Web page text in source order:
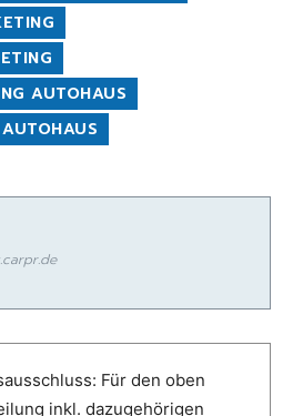
AUTOHAUS
Für den oben
inkl. dazugehörigen